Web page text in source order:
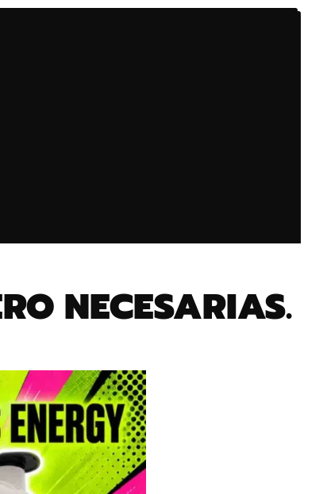
NECESARIAS.